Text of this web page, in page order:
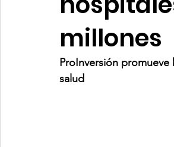
millones
ProInversión
salud